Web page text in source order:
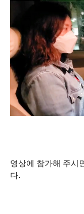
영상에 참가해 주시
다.